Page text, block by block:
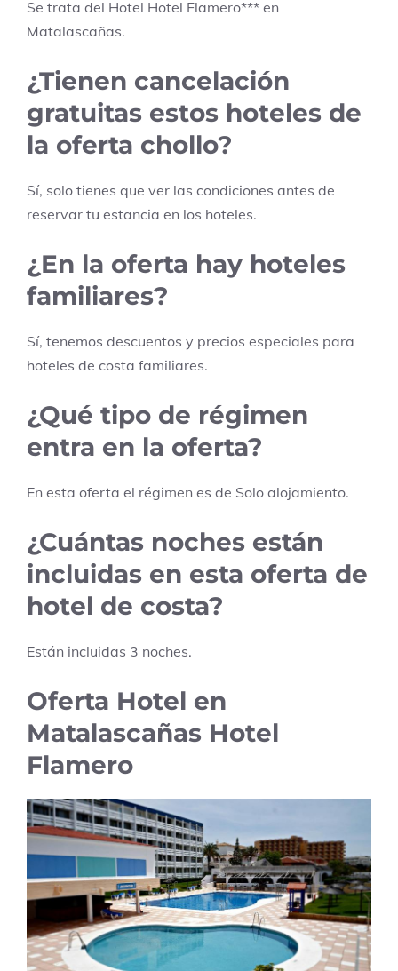
Se trata del Hotel Hotel Flamero*** en
Matalascañas.
¿Tienen cancelación
gratuitas estos hoteles de
la oferta chollo?
Sí, solo tienes que ver las condiciones antes de
reservar tu estancia en los hoteles.
¿En la oferta hay hoteles
familiares?
Sí, tenemos descuentos y precios especiales para
hoteles de costa familiares.
¿Qué tipo de régimen
entra en la oferta?
En esta oferta el régimen es de Solo alojamiento.
¿Cuántas noches están
incluidas en esta oferta de
hotel de costa?
Están incluidas 3 noches.
Oferta Hotel en
Matalascañas Hotel
Flamero